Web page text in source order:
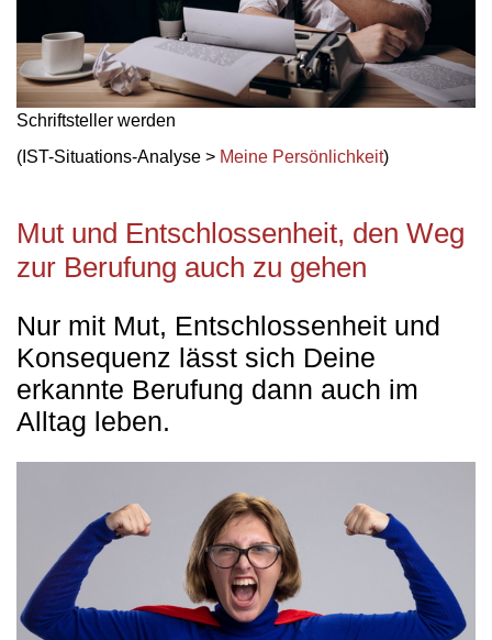
Schriftsteller werden
(IST-Situations-Analyse > Meine Persönlichkeit)
Mut und Entschlossenheit, den Weg
zur Berufung auch zu gehen
Nur mit Mut, Entschlossenheit und
Konsequenz lässt sich Deine
erkannte Berufung dann auch im
Alltag leben.